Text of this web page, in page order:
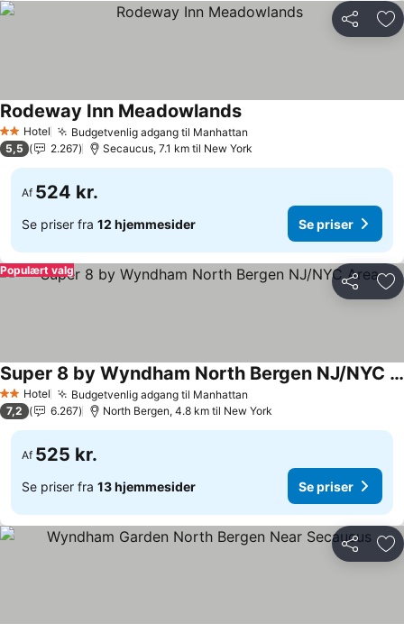
Del
2 Stjerner
Hotel Budgetvenlig adgang til Manhattan
Rodeway Inn Meadowlands
5,5 2.267 Secaucus, 7.1 km til New York
Af 524 kr.
Se priser fra 12 hjemmesider Se priser
Del
Populært valg
2 Stjerner
Hotel Budgetvenlig adgang til Manhattan
Super 8 by Wyndham North Bergen NJ/NYC Area
7,2 6.267 North Bergen, 4.8 km til New York
Af 525 kr.
Se priser fra 13 hjemmesider Se priser
Del